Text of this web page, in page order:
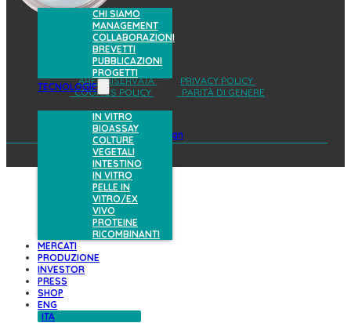
CHI SIAMO
MANAGEMENT
COLLABORAZIONI
BREVETTI
PUBBLICAZIONI
PROGETTI
TECNOLOGIE
IN VITRO
BIOASSAY
COLTURE
VEGETALI
INTESTINO
IN VITRO
PELLE IN
VITRO/EX
VIVO
PROTEINE
RICOMBINANTI
MERCATI
PRODUZIONE
INVESTOR
PRESS
SHOP
ENG
ITA
AREA RISERVATA
PRIVACY POLICY
COOKIES POLICY
PARITÀ DI GENERE
design